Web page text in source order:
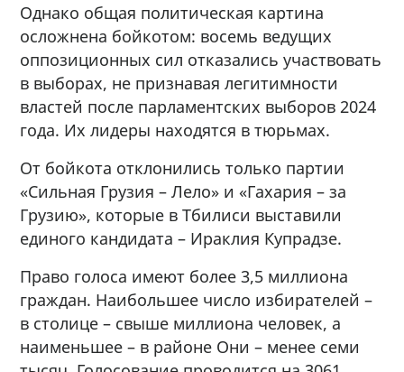
Однако общая политическая картина
осложнена бойкотом: восемь ведущих
оппозиционных сил отказались участвовать
в выборах, не признавая легитимности
властей после парламентских выборов 2024
года. Их лидеры находятся в тюрьмах.
От бойкота отклонились только партии
«Сильная Грузия – Лело» и «Гахария – за
Грузию», которые в Тбилиси выставили
единого кандидата – Ираклия Купрадзе.
Право голоса имеют более 3,5 миллиона
граждан. Наибольшее число избирателей –
в столице – свыше миллиона человек, а
наименьшее – в районе Они – менее семи